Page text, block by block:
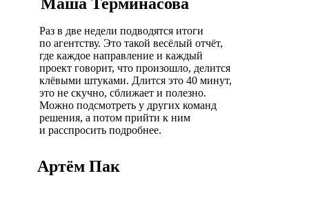
Маша Терминасова
Раз в две недели подводятся итоги
по агентству. Это такой весёлый отчёт,
где каждое направление и каждый
проект говорит, что произошло, делится
клёвыми штуками. Длится это 40 минут,
это не скучно, сближает и полезно.
Можно подсмотреть у других команд
решения, а потом прийти к ним
и расспросить подробнее.
Артём Пак